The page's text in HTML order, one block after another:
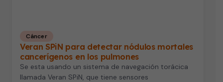
Cáncer
Veran SPiN para detectar nódulos mortales
cancerígenos en los pulmones
Se esta usando un sistema de navegación torácica
llamada Veran SPiN, que tiene sensores